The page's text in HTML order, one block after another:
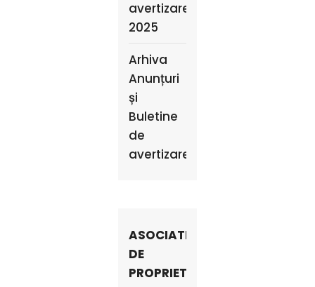
avertizare
2025
Arhiva
Anunțuri
și
Buletine
de
avertizare
ASOCIATII
DE
PROPRIETARI